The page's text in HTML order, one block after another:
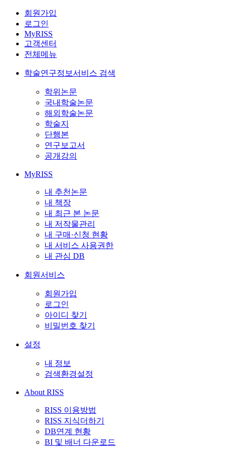
회원가입
로그인
MyRISS
고객센터
전체메뉴
학술연구정보서비스 검색
학위논문
국내학술논문
해외학술논문
학술지
단행본
연구보고서
공개강의
MyRISS
내 추천논문
내 책장
내 최근 본 논문
내 저작물관리
내 구매·신청 현황
내 서비스 사용권한
내 관심 DB
회원서비스
회원가입
로그인
아이디 찾기
비밀번호 찾기
설정
내 정보
검색환경설정
About RISS
RISS 이용방법
RISS 지식더하기
DB연계 현황
BI 및 배너 다운로드